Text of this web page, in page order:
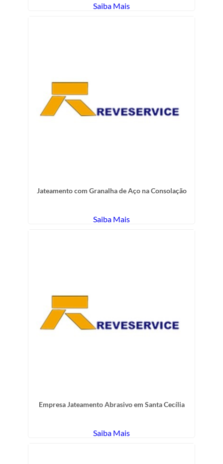
Saiba Mais
Jateamento com Granalha de Aço na Consolação
Saiba Mais
Empresa Jateamento Abrasivo em Santa Cecília
Saiba Mais